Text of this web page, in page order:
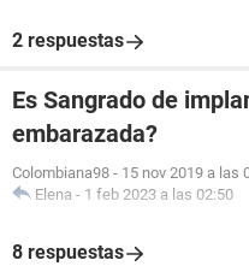
2 respuestas
Es Sangrado de
embarazada?
Colombiana98 - 15 nov 2019 a las
Elena - 1 feb 2023 a las 02:50
8 respuestas